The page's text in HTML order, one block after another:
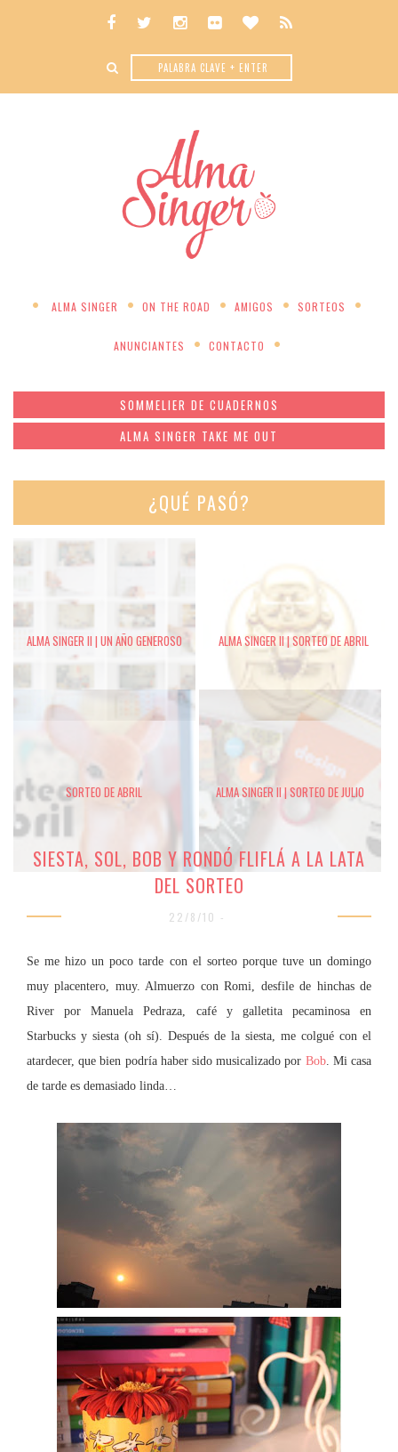
ALMA SINGER ON THE ROAD AMIGOS SORTEOS
ANUNCIANTES CONTACTO
SOMMELIER DE CUADERNOS
ALMA SINGER TAKE ME OUT
¿QUÉ PASÓ?
ALMA SINGER II | UN AÑO GENEROSO ALMA SINGER II | SORTEO DE ABRIL
SORTEO DE ABRIL ALMA SINGER II | SORTEO DE JULIO
SIESTA, SOL, BOB Y RONDÓ FLIFLÁ A LA LATA
DEL SORTEO
22/8/10 -
Se me hizo un poco tarde con el sorteo porque tuve un domingo
muy placentero, muy. Almuerzo con Romi, desfile de hinchas de
River por Manuela Pedraza, café y galletita pecaminosa en
Starbucks y siesta (oh sí). Después de la siesta, me colgué con el
atardecer, que bien podría haber sido musicalizado por Bob. Mi casa
de tarde es demasiado linda…